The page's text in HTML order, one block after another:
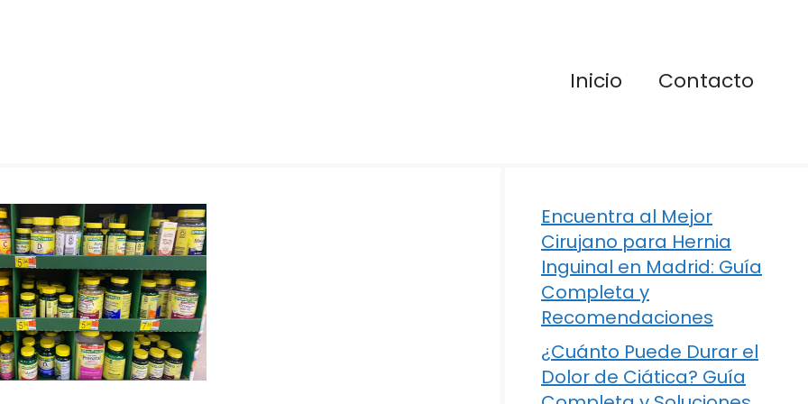
Inicio Contacto
Encuentra al Mejor
Cirujano para Hernia
Inguinal en Madrid: Guía
Completa y
Recomendaciones
¿Cuánto Puede Durar el
Dolor de Ciática? Guía